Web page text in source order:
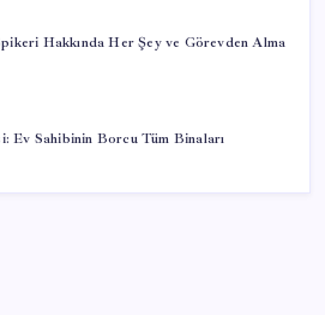
Hakkında Her Şey ve Görevden Alma
Ev Sahibinin Borcu Tüm Binaları